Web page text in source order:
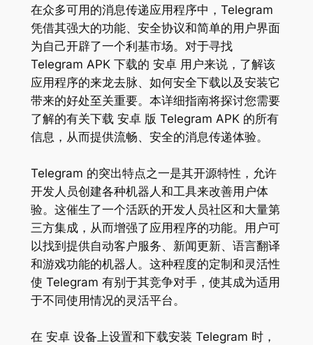
在众多可用的消息传递应用程序中，Telegram
凭借其强大的功能、安全协议和简单的用户界面
为自己开辟了一个利基市场。对于寻找
Telegram APK 下载的 安卓 用户来说，了解该
应用程序的来龙去脉、如何安全下载以及安装它
带来的好处至关重要。本详细指南将探讨您需要
了解的有关下载 安卓 版 Telegram APK 的所有
信息，从而提供流畅、安全的消息传递体验。
Telegram 的突出特点之一是其开源特性，允许
开发人员创建各种机器人和工具来改善用户体
验。这催生了一个活跃的开发人员社区和大量第
三方集成，从而增强了应用程序的功能。用户可
以找到提供自动客户服务、新闻更新、语言翻译
和游戏功能的机器人。这种程度的定制和灵活性
使 Telegram 有别于其竞争对手，使其成为适用
于不同使用情况的灵活平台。
在 安卓 设备上设置和下载安装 Telegram 时，